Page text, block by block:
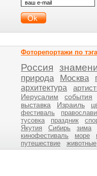
Фоторепортажи по
Россия
природа Москва
архитектура
Иерусалим
события
выставка
Израиль
фестиваль
тусовка
праздник
Якутия
Сибирь зима
кинофестиваль
море
путешествие
животные